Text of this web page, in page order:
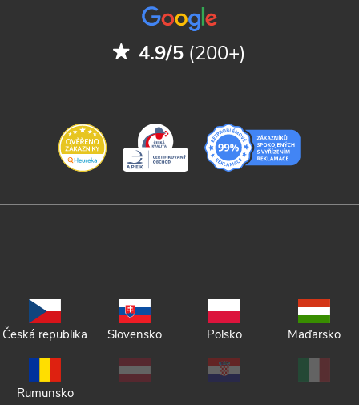
4.9/5 (200+)
Česká republika Slovensko Polsko Maďarsko
Rumunsko